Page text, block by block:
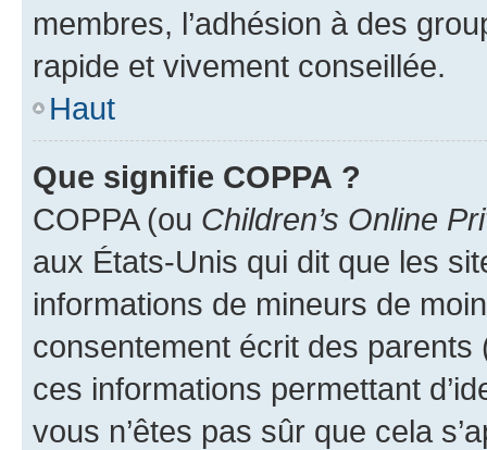
membres, l’adhésion à des
rapide et vivement conseillée.
Haut
Que signifie COPPA ?
COPPA (ou Children’s Online
aux États-Unis qui dit que les
informations de mineurs de
consentement écrit des parents
ces informations permettant
vous n’êtes pas sûr que cela